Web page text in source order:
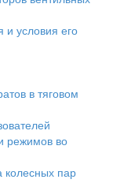
и условия его
в тяговом
режимов во
колесных пар